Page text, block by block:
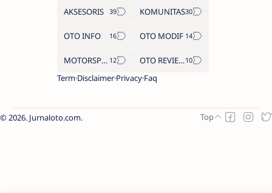
AKSESORIS KOMUNITAS
OTO INFO OTO MODIF
MOTORSPORT
OTO REVIEW
Term Disclaimer Privacy Faq
2026. Jurnaloto.com.